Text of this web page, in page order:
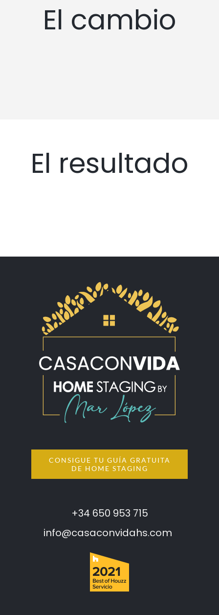
El cambio
El resultado
CONSIGUE TU GUÍA GRATUITA
DE HOME STAGING
+34 650 953 715
info@casaconvidahs.com